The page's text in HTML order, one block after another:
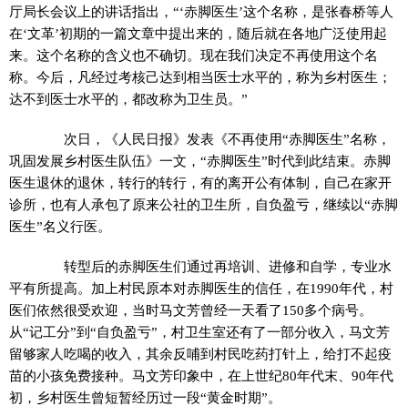
厅局长会议上的讲话指出，“‘赤脚医生’这个名称，是张春桥等人
在‘文革’初期的一篇文章中提出来的，随后就在各地广泛使用起
来。这个名称的含义也不确切。现在我们决定不再使用这个名
称。今后，凡经过考核己达到相当医士水平的，称为乡村医生；
达不到医士水平的，都改称为卫生员。”
次日，《人民日报》发表《不再使用“赤脚医生”名称，
巩固发展乡村医生队伍》一文，“赤脚医生”时代到此结束。赤脚
医生退休的退休，转行的转行，有的离开公有体制，自己在家开
诊所，也有人承包了原来公社的卫生所，自负盈亏，继续以“赤脚
医生”名义行医。
转型后的赤脚医生们通过再培训、进修和自学，专业水
平有所提高。加上村民原本对赤脚医生的信任，在1990年代，村
医们依然很受欢迎，当时马文芳曾经一天看了150多个病号。
从“记工分”到“自负盈亏”，村卫生室还有了一部分收入，马文芳
留够家人吃喝的收入，其余反哺到村民吃药打针上，给打不起疫
苗的小孩免费接种。马文芳印象中，在上世纪80年代末、90年代
初，乡村医生曾短暂经历过一段“黄金时期”。